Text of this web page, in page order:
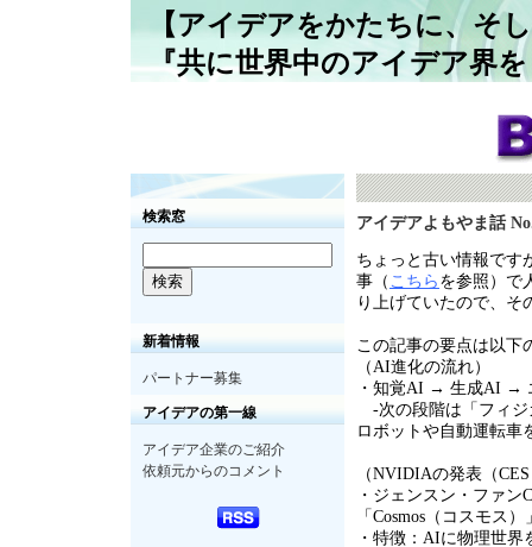
【アイデアをかたちに、そ
『共に世界中のアイデア界
検索窓
新着情報
パートナー募集
アイデアの第一線
アイデア企業のご紹介
依頼元からのコメント
アイデアよもやま話
ちょっと古い情報です
事（ こちら を参照）で
り上げていたので、
この記事の要点は以下
（AI進化の流れ）
・知覚AI → 生成AI →
-次の段階は「フィジ
ロボットや自動運転車
（NVIDIAの発表（
・ジェンスン・ファン
「 Cosmos （コスモス
・特徴： AIに物理世界